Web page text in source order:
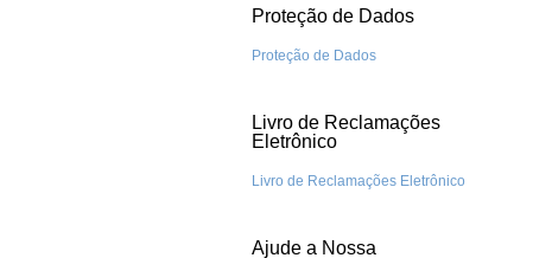
Proteção de Dados
Proteção de Dados
Livro de Reclamações
Eletrônico
Livro de Reclamações Eletrônico
Ajude a Nossa